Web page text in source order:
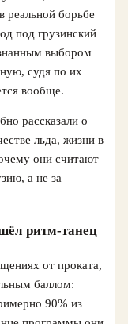
реальной борьбе
под грузинский
выбором
судя по их
вообще.
рассказали о
льда, жизни в
они считают
а не за
ритм-танец
от проката,
баллом:
90% из